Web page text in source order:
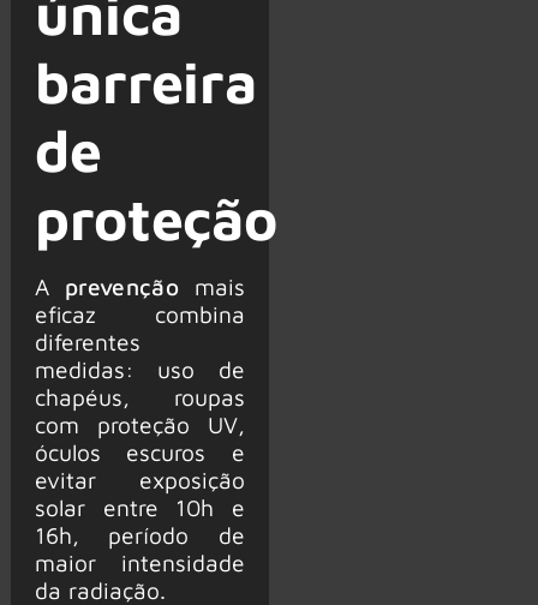
barreira
de
proteção
A prevençãomais
eficaz combina
diferentes
medidas: uso de
chapéus, roupas
com proteção UV,
óculos escuros e
evitar exposição
solar entre 10h e
16h, período de
maior intensidade
da radiação.